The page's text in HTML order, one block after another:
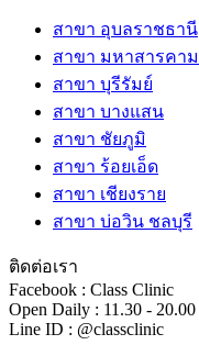
สาขา อุบลราชธานี
สาขา มหาสารคาม
สาขา บุรีรัมย์
สาขา บางแสน
สาขา ชัยภูมิ
สาขา ร้อยเอ็ด
สาขา เชียงราย
สาขา บ่อวิน ชลบุรี
ติดต่อเรา
Facebook : Class Clinic
Open Daily : 11.30 - 20.00
Line ID : @classclinic​